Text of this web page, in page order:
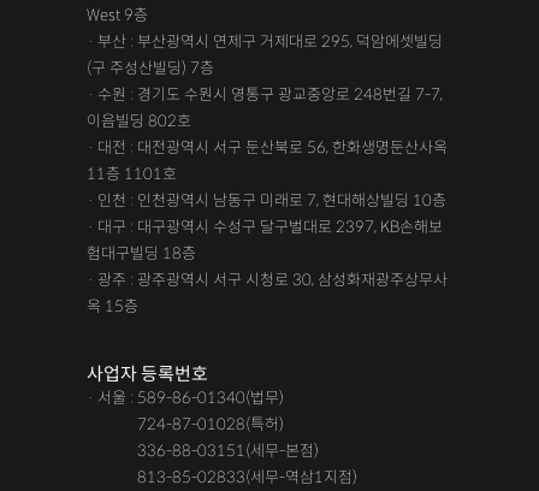
West 9층
· 부산 : 부산광역시 연제구 거제대로 295, 덕암에셋빌딩
(구 주성산빌딩) 7층
· 수원 : 경기도 수원시 영통구 광교중앙로 248번길 7-7,
이음빌딩 802호
· 대전 : 대전광역시 서구 둔산북로 56, 한화생명둔산사옥
11층 1101호
· 인천 : 인천광역시 남동구 미래로 7, 현대해상빌딩 10층
· 대구 : 대구광역시 수성구 달구벌대로 2397, KB손해보
험대구빌딩 18층
· 광주 : 광주광역시 서구 시청로 30, 삼성화재광주상무사
옥 15층
사업자 등록번호
· 서울 : 589-86-01340(법무)
724-87-01028(특허)
336-88-03151(세무-본점)
813-85-02833(세무-역삼1지점)